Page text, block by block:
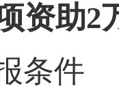
资助2
条件